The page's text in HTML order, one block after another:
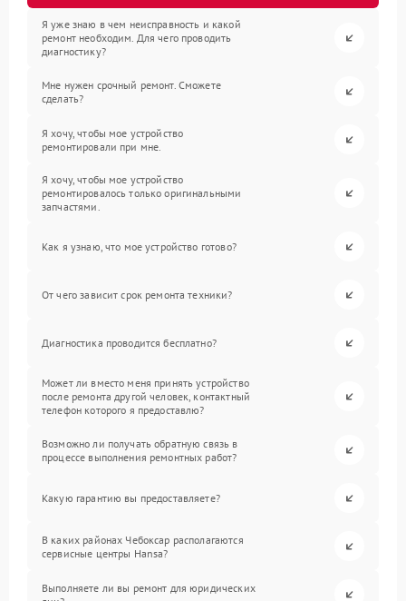
Я уже знаю в чем неисправность и какой
ремонт необходим. Для чего проводить
диагностику?
Мне нужен срочный ремонт. Сможете
сделать?
Я хочу, чтобы мое устройство
ремонтировали при мне.
Я хочу, чтобы мое устройство
ремонтировалось только оригинальными
запчастями.
Как я узнаю, что мое устройство готово?
От чего зависит срок ремонта техники?
Диагностика проводится бесплатно?
Может ли вместо меня принять устройство
после ремонта другой человек, контактный
телефон которого я предоставлю?
Возможно ли получать обратную связь в
процессе выполнения ремонтных работ?
Какую гарантию вы предоставляете?
В каких районах Чебоксар располагаются
сервисные центры Hansa?
Выполняете ли вы ремонт для юридических